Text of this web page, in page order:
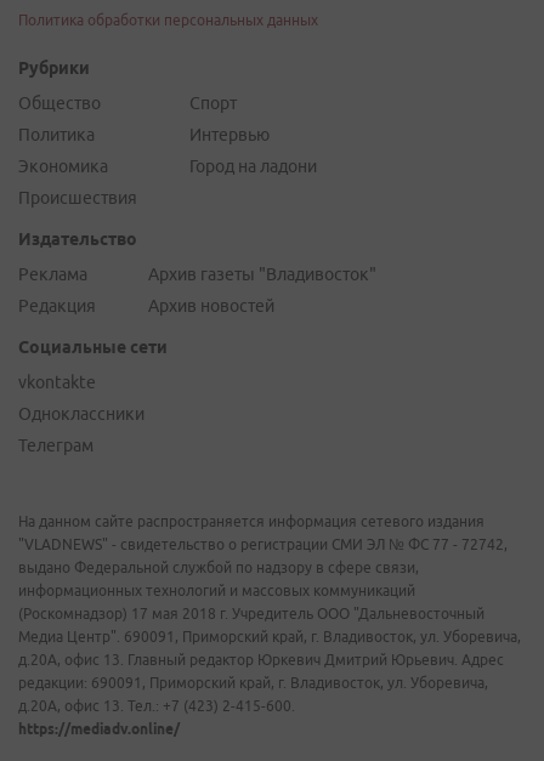
Политика обработки персональных данных
Рубрики
Общество
Политика
Экономика
Происшествия
Спорт
Интервью
Город на ладони
Издательство
Реклама
Редакция
Архив газеты "Владивосток"
Архив новостей
Социальные сети
vkontakte
Одноклассники
Телеграм
На данном сайте распространяется информация сетевого издания
"VLADNEWS" - свидетельство о регистрации СМИ ЭЛ № ФС 77 - 72742,
выдано Федеральной службой по надзору в сфере связи,
информационных технологий и массовых коммуникаций
(Роскомнадзор) 17 мая 2018 г. Учредитель ООО "Дальневосточный
Медиа Центр". 690091, Приморский край, г. Владивосток, ул. Уборевича,
д.20А, офис 13. Главный редактор Юркевич Дмитрий Юрьевич. Адрес
редакции: 690091, Приморский край, г. Владивосток, ул. Уборевича,
д.20А, офис 13. Тел.: +7 (423) 2-415-600.
https://mediadv.online/